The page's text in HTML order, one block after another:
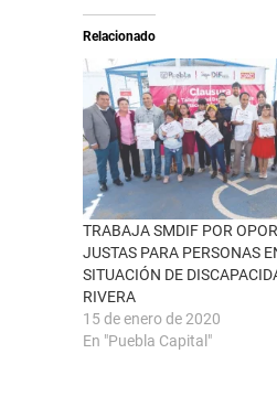
e
a
b
r
e
e
n
u
n
a
e
n
a
n
a
n
u
e
v
a
)
t
r
e
n
F
a
c
e
b
o
o
k
e
a
b
r
e
n
u
n
Relacionado
TRABAJA SMDIF POR
JUSTAS PARA PERSONAS
SITUACIÓN DE
RIVERA
15 de enero de 2020
En "Puebla Capital"